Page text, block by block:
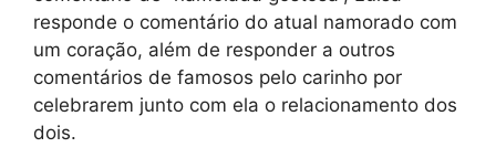
responde o comentário do atual namorado com
um coração, além de responder a outros
comentários de famosos pelo carinho por
celebrarem junto com ela o relacionamento dos
dois.